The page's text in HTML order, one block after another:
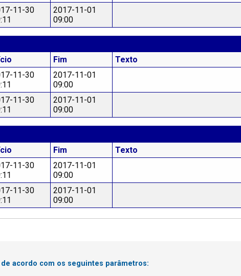
11-30
2017-11-01
09:00
Fim Texto
11-30
2017-11-01
09:00
11-30
2017-11-01
09:00
Fim Texto
11-30
2017-11-01
09:00
11-30
2017-11-01
09:00
acordo com os seguintes parâmetros: